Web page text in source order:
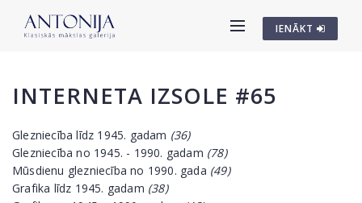
IENĀKT
INTERNETA IZSOLE #65
Glezniecība līdz 1945. gadam (36)
Glezniecība no 1945. - 1990. gadam (78)
Mūsdienu glezniecība no 1990. gada (49)
Grafika līdz 1945. gadam (38)